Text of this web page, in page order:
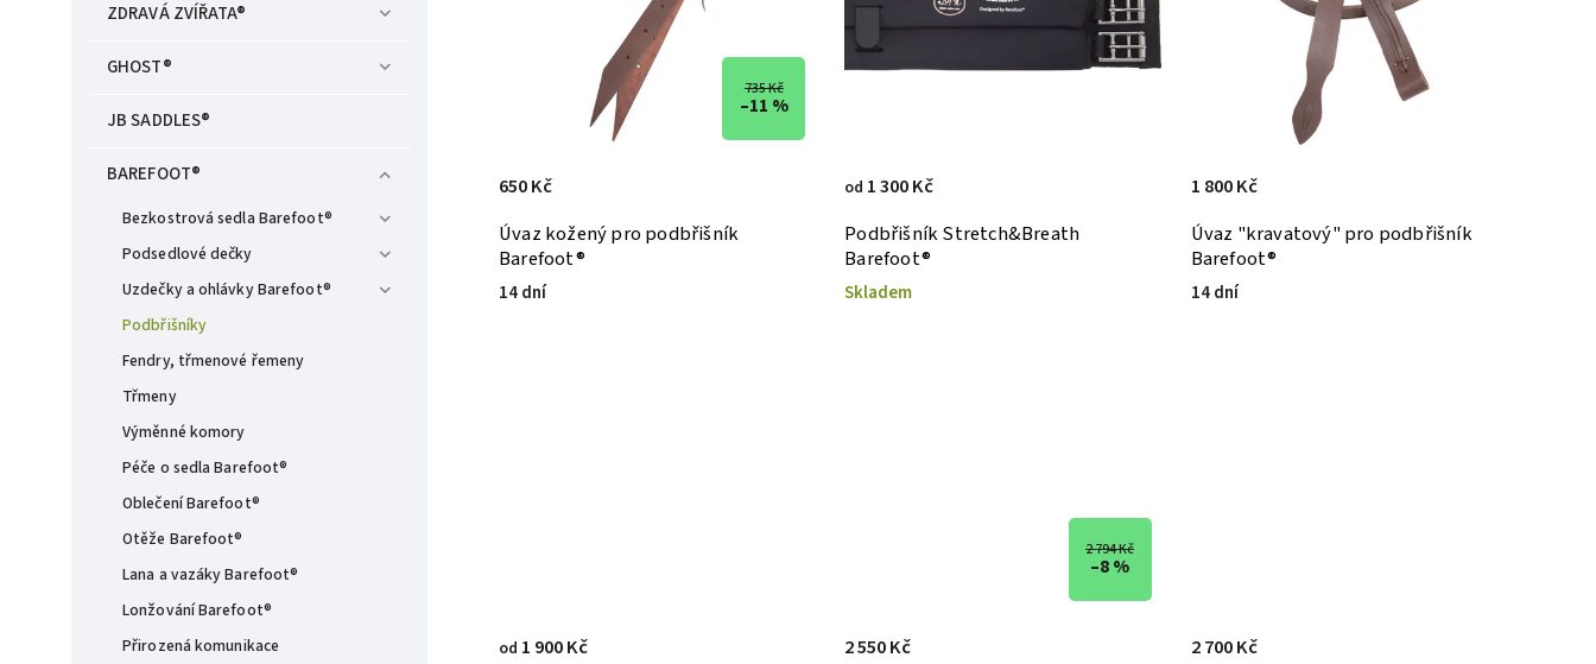
ZDRAVÁ ZVÍŘATA®
GHOST®
JB SADDLES®
BAREFOOT®
Bezkostrová sedla Barefoot®
Podsedlové dečky
Uzdečky a ohlávky Barefoot®
Podbřišníky
Fendry, třmenové řemeny
Třmeny
Výměnné komory
Péče o sedla Barefoot®
Oblečení Barefoot®
Otěže Barefoot®
Lana a vazáky Barefoot®
Lonžování Barefoot®
Přirozená komunikace
735 Kč
–11 %
Úvaz kožený pro podbřišník
Barefoot®
14 dní
650 Kč
Podbřišník Stretch&Breath
Barefoot®
Skladem
od 1 300 Kč
Úvaz "kravatový" pro podbřišník
Barefoot®
14 dní
1 800 Kč
od 1 900 Kč
2 794 Kč
–8 %
2 550 Kč
2 700 Kč